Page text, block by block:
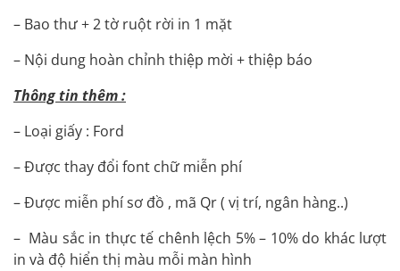
– Bao thư + 2 tờ ruột rời in 1 mặt
– Nội dung hoàn chỉnh thiệp mời + thiệp báo
Thông tin thêm :
– Loại giấy : Ford
– Được thay đổi font chữ miễn phí
– Được miễn phí sơ đồ , mã Qr ( vị trí, ngân hàng..)
– Màu sắc in thực tế chênh lệch 5% – 10% do khác lượt
in và độ hiển thị màu mỗi màn hình